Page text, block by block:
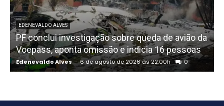
EDENEVALDO ALVES
PF conclui investigação sobre queda de avião da
Voepass, aponta omissão e indicia 16 pessoas
Edenevaldo Alves - 6 de agosto de 2026 às 22:00h 0